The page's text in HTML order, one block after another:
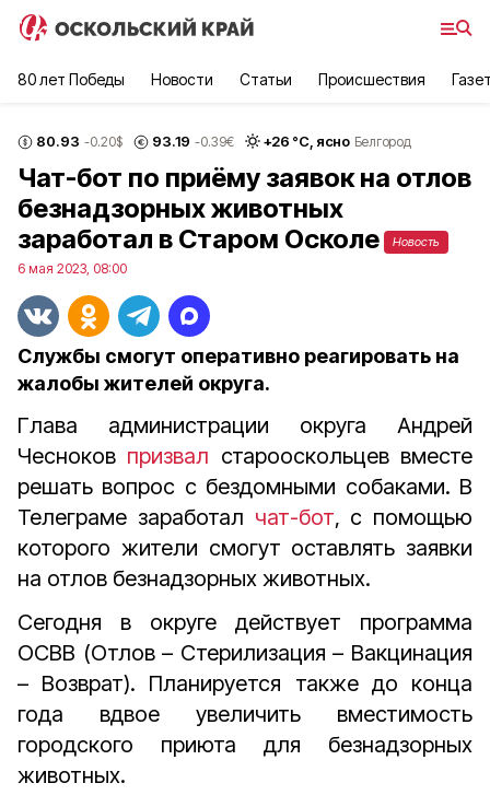
80 лет Победы Новости Статьи Происшествия
80.93 -0.20$ 93.19 -0.39€ +26 °С, ясно Белгород
Чат-бот по приёму заявок на отлов
безнадзорных животных
заработал в Старом Осколе
Новость
6 мая 2023, 08:00
Службы смогут оперативно реагировать на
жалобы жителей округа.
Глава администрации округа Андрей
Чесноков призвал старооскольцев вместе
решать вопрос с бездомными собаками. В
Телеграме заработал чат-бот, с помощью
которого жители смогут оставлять заявки
на отлов безнадзорных животных.
Сегодня в округе действует программа
ОСВВ (Отлов – Стерилизация – Вакцинация
– Возврат). Планируется также до конца
года вдвое увеличить вместимость
городского приюта для безнадзорных
животных.